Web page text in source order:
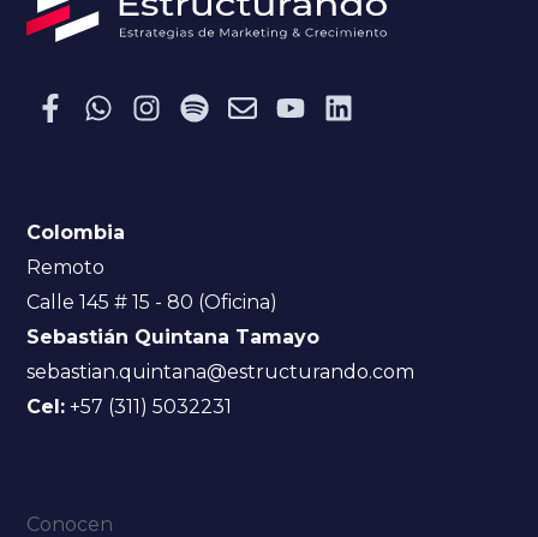
Colombia
Remoto
Calle 145 # 15 - 80 (Oficina)
Sebastián Quintana Tamayo
sebastian.quintana@estructurando.com
Cel: +57 (311) 5032231
Conocen